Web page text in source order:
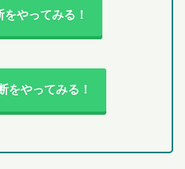
やってみる！
をやってみる！